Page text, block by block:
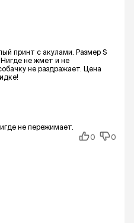
принт с акулами. Размер S
не жмет и не
не раздражает. Цена
не пережимает.
0 0